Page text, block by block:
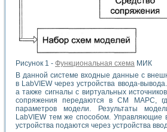
Рисунок 1 - Функциональная схема МИК
В данной системе входные данные с
в LabVIEW через устройства ввода-
а также сигналы с виртуальных
сопряжения передаются в СМ МАРС,
параметров модели. Результаты
LabVIEW тем же способом. Управляющие
устройства подаются через устройства